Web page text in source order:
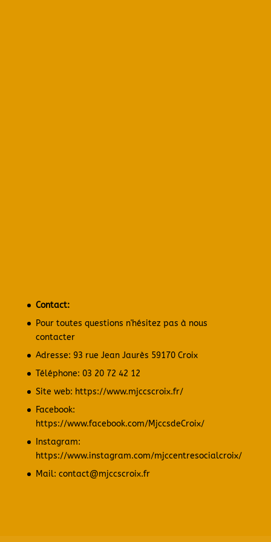
Contact:
Pour toutes questions n'hésitez pas à nous
contacter
Adresse: 93 rue Jean Jaurès 59170 Croix
Téléphone: 03 20 72 42 12
Site web: https://www.mjccscroix.fr/
Facebook:
https://www.facebook.com/MjccsdeCroix/
Instagram:
https://www.instagram.com/mjccentresocialcroix/
Mail: contact@mjccscroix.fr